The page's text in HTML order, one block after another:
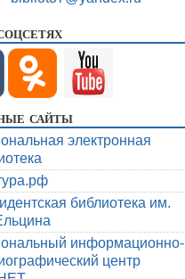
сайты
электронная
библиотека им.
информационно-
центр